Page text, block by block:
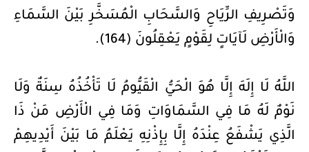
وَتَصْرِيفِ الرِّيَاحِ وَالسَّحَابِ الْمُسَخَّرِ بَيْنَ السَّمَاءِ
وَالْأَرْضِ لَآيَاتٍ لِقَوْمٍ يَعْقِلُونَ (164).
اللَّهُ لَا إِلَهَ إِلَّا هُوَ الْحَيُّ الْقَيُّومُ لَا تَأْخُذُهُ سِنَةٌ وَلَا
نَوْمٌ لَهُ مَا فِي السَّمَاوَاتِ وَمَا فِي الْأَرْضِ مَنْ ذَا
الَّذِي يَشْفَعُ عِنْدَهُ إِلَّا بِإِذْنِهِ يَعْلَمُ مَا بَيْنَ أَيْدِيهِمْ